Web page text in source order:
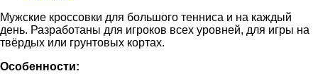
Мужские кроссовки для большого тенниса и на каждый
день. Разработаны для игроков всех уровней, для игры на
твёрдых или грунтовых кортах.
Особенности: